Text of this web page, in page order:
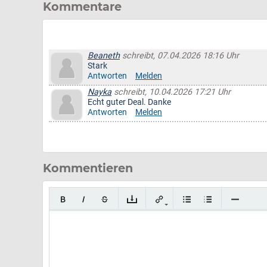
Kommentare
Beanethschreibt, 07.04.2026 18:16 Uhr
Stark
Antworten
Melden
Naykaschreibt, 10.04.2026 17:21 Uhr
Echt guter Deal. Danke
Antworten
Melden
Kommentieren